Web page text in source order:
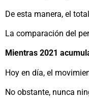
De esta manera, el
La comparación del
Mientras 2021
Hoy en día, el
No obstante, nunca